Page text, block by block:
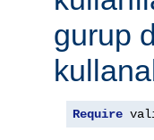
gurup
Require